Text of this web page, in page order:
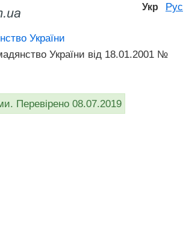
Укр Рус
України
України вiд 18.01.2001 №
Перевірено 08.07.2019